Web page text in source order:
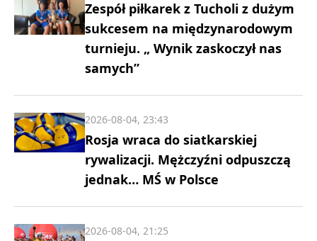
Zespół piłkarek z Tucholi z dużym
sukcesem na międzynarodowym
turnieju. „ Wynik zaskoczył nas
samych”
Rosja wraca do siatkarskiej
rywalizacji. Mężczyźni odpuszczą
jednak… MŚ w Polsce
2026-08-04, 23:43
2026-08-04, 21:25